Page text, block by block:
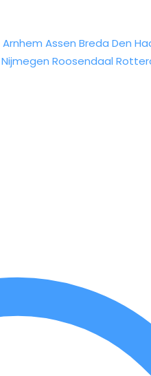
Arnhem Assen Breda Den
Nijmegen Roosendaal